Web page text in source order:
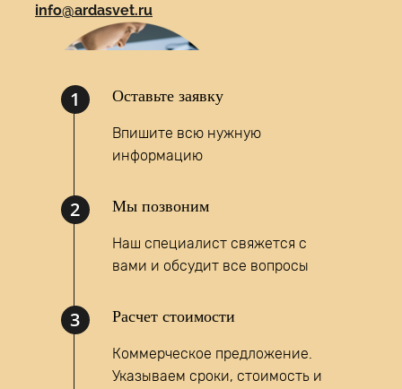
info@ardasvet.ru
Написать запрос
MAX
1 Оставьте заявку
Впишите всю нужную
информацию
2 Мы позвоним
Наш специалист свяжется с
вами и обсудит все вопросы
3 Расчет стоимости
Коммерческое предложение.
Указываем сроки, стоимость и